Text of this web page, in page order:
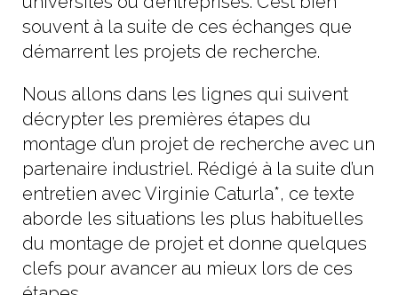
souvent à la suite de ces échanges que
démarrent les projets de recherche.
Nous allons dans les lignes qui suivent
décrypter les premières étapes du
montage d’un projet de recherche avec un
partenaire industriel. Rédigé à la suite d’un
entretien avec Virginie Caturla*, ce texte
aborde les situations les plus habituelles
du montage de projet et donne quelques
clefs pour avancer au mieux lors de ces